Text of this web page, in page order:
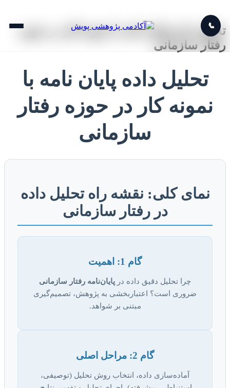
📞
تحلیل داده پایان نامه با نمونه کار در حوزه
رفتار سازمانی
تحلیل داده پایان نامه با
نمونه کار در حوزه رفتار
سازمانی
نمای کلی: نقشه راه تحلیل داده
در رفتار سازمانی
گام 1: اهمیت
چرا تحلیل دقیق داده در پایان‌نامه رفتار سازمانی
ضروری است؟ اعتباربخشی به پژوهش، تصمیم‌گیری
مبتنی بر شواهد.
گام 2: مراحل اصلی
آماده‌سازی داده، انتخاب روش تحلیل (توصیفی،